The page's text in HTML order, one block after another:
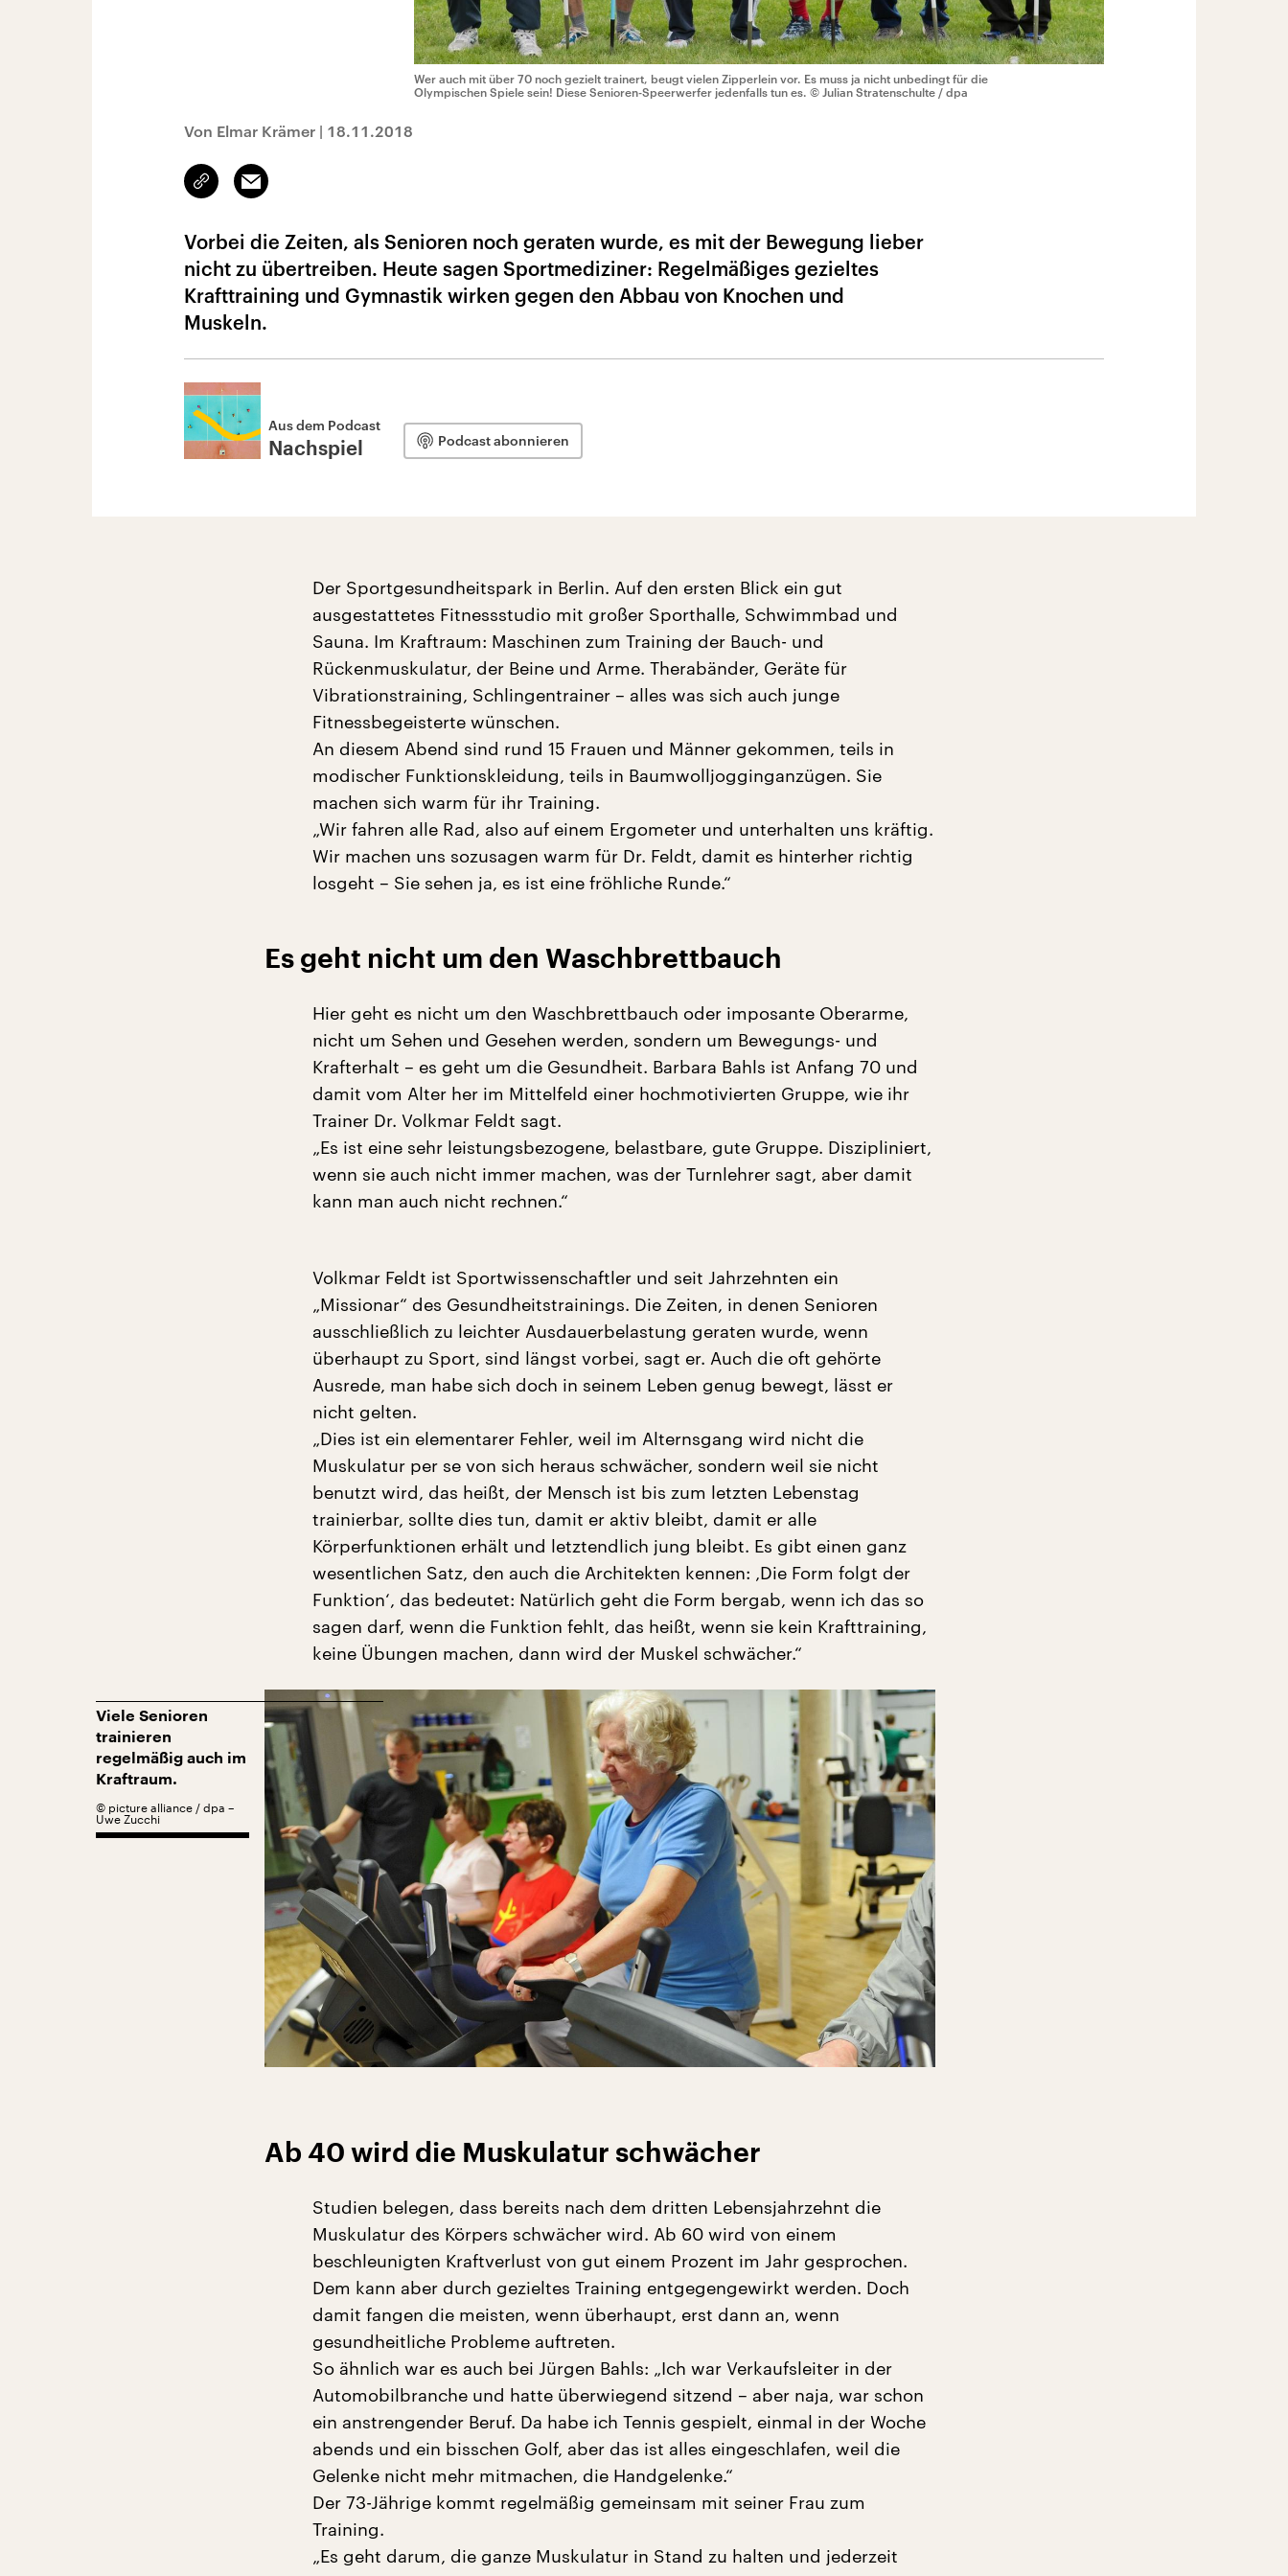
Wer auch mit über 70 noch gezielt trainert, beugt vielen Zipperlein vor. Es muss ja nicht unbedingt für die
Olympischen Spiele sein! Diese Senioren-Speerwerfer jedenfalls tun es. © Julian Stratenschulte / dpa
Von Elmar Krämer | 18.11.2018
Link
kopieren/teilen
Email
Vorbei die Zeiten, als Senioren noch geraten wurde, es mit der Bewegung lieber
nicht zu übertreiben. Heute sagen Sportmediziner: Regelmäßiges gezieltes
Krafttraining und Gymnastik wirken gegen den Abbau von Knochen und
Muskeln.
Aus dem Podcast
Nachspiel Podcast abonnieren
Der Sportgesundheitspark in Berlin. Auf den ersten Blick ein gut
ausgestattetes Fitnessstudio mit großer Sporthalle, Schwimmbad und
Sauna. Im Kraftraum: Maschinen zum Training der Bauch- und
Rückenmuskulatur, der Beine und Arme. Therabänder, Geräte für
Vibrationstraining, Schlingentrainer – alles was sich auch junge
Fitnessbegeisterte wünschen.
An diesem Abend sind rund 15 Frauen und Männer gekommen, teils in
modischer Funktionskleidung, teils in Baumwolljogginganzügen. Sie
machen sich warm für ihr Training.
„Wir fahren alle Rad, also auf einem Ergometer und unterhalten uns kräftig.
Wir machen uns sozusagen warm für Dr. Feldt, damit es hinterher richtig
losgeht – Sie sehen ja, es ist eine fröhliche Runde.“
Es geht nicht um den Waschbrettbauch
Hier geht es nicht um den Waschbrettbauch oder imposante Oberarme,
nicht um Sehen und Gesehen werden, sondern um Bewegungs- und
Krafterhalt – es geht um die Gesundheit. Barbara Bahls ist Anfang 70 und
damit vom Alter her im Mittelfeld einer hochmotivierten Gruppe, wie ihr
Trainer Dr. Volkmar Feldt sagt.
„Es ist eine sehr leistungsbezogene, belastbare, gute Gruppe. Diszipliniert,
wenn sie auch nicht immer machen, was der Turnlehrer sagt, aber damit
kann man auch nicht rechnen.“
Volkmar Feldt ist Sportwissenschaftler und seit Jahrzehnten ein
„Missionar“ des Gesundheitstrainings. Die Zeiten, in denen Senioren
ausschließlich zu leichter Ausdauerbelastung geraten wurde, wenn
überhaupt zu Sport, sind längst vorbei, sagt er. Auch die oft gehörte
Ausrede, man habe sich doch in seinem Leben genug bewegt, lässt er
nicht gelten.
„Dies ist ein elementarer Fehler, weil im Alternsgang wird nicht die
Muskulatur per se von sich heraus schwächer, sondern weil sie nicht
benutzt wird, das heißt, der Mensch ist bis zum letzten Lebenstag
trainierbar, sollte dies tun, damit er aktiv bleibt, damit er alle
Körperfunktionen erhält und letztendlich jung bleibt. Es gibt einen ganz
wesentlichen Satz, den auch die Architekten kennen: ‚Die Form folgt der
Funktion‘, das bedeutet: Natürlich geht die Form bergab, wenn ich das so
sagen darf, wenn die Funktion fehlt, das heißt, wenn sie kein Krafttraining,
keine Übungen machen, dann wird der Muskel schwächer.“
Viele Senioren
trainieren
regelmäßig auch im
Kraftraum.
© picture alliance / dpa –
Uwe Zucchi
Ab 40 wird die Muskulatur schwächer
Studien belegen, dass bereits nach dem dritten Lebensjahrzehnt die
Muskulatur des Körpers schwächer wird. Ab 60 wird von einem
beschleunigten Kraftverlust von gut einem Prozent im Jahr gesprochen.
Dem kann aber durch gezieltes Training entgegengewirkt werden. Doch
damit fangen die meisten, wenn überhaupt, erst dann an, wenn
gesundheitliche Probleme auftreten.
So ähnlich war es auch bei Jürgen Bahls: „Ich war Verkaufsleiter in der
Automobilbranche und hatte überwiegend sitzend – aber naja, war schon
ein anstrengender Beruf. Da habe ich Tennis gespielt, einmal in der Woche
abends und ein bisschen Golf, aber das ist alles eingeschlafen, weil die
Gelenke nicht mehr mitmachen, die Handgelenke.“
Der 73-Jährige kommt regelmäßig gemeinsam mit seiner Frau zum
Training.
„Es geht darum, die ganze Muskulatur in Stand zu halten und jederzeit